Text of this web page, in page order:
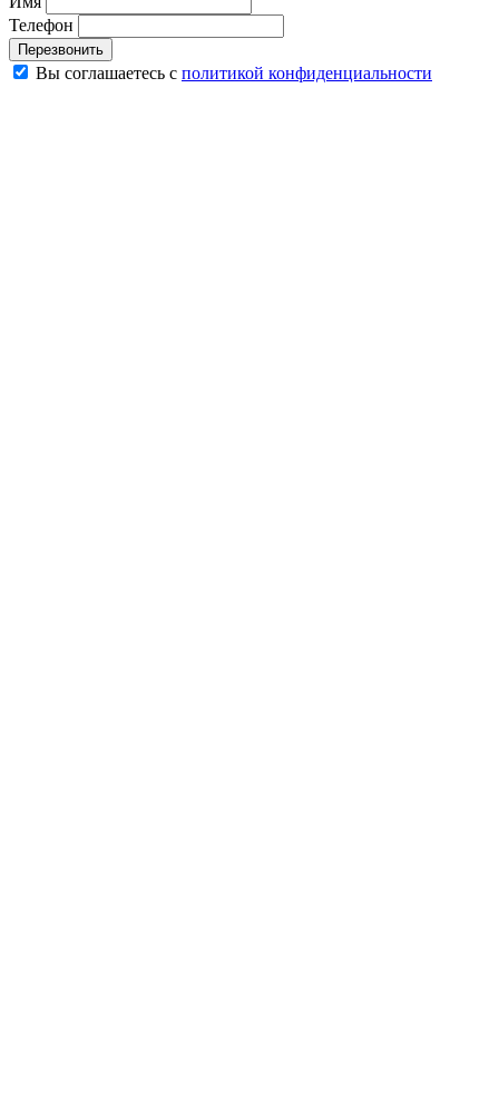
Телефон
Перезвонить
Вы соглашаетесь с политикой конфиденциальности